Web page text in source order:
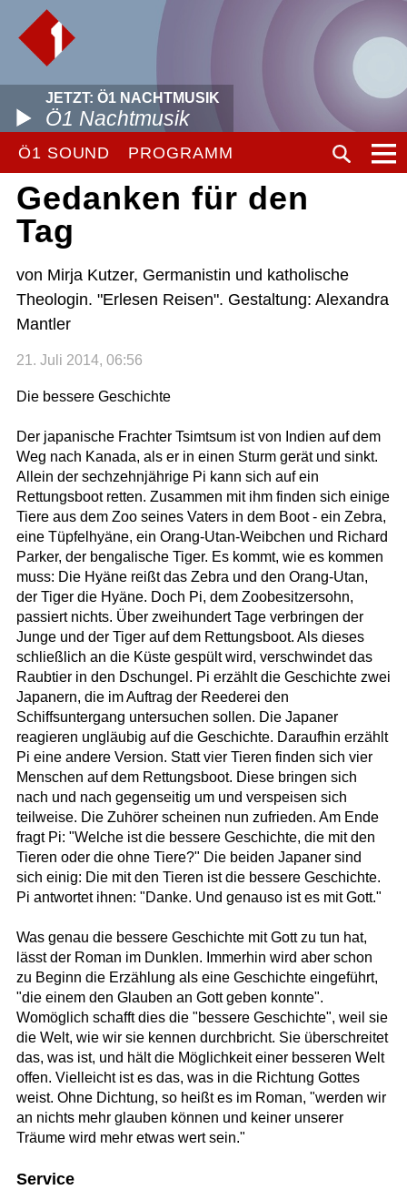
JETZT: Ö1 NACHTMUSIK
Ö1 Nachtmusik
Ö1 SOUND PROGRAMM
Gedanken für den
Tag
von Mirja Kutzer, Germanistin und katholische
Theologin. "Erlesen Reisen". Gestaltung: Alexandra
Mantler
21. Juli 2014, 06:56
Die bessere Geschichte
Der japanische Frachter Tsimtsum ist von Indien auf dem
Weg nach Kanada, als er in einen Sturm gerät und sinkt.
Allein der sechzehnjährige Pi kann sich auf ein
Rettungsboot retten. Zusammen mit ihm finden sich einige
Tiere aus dem Zoo seines Vaters in dem Boot - ein Zebra,
eine Tüpfelhyäne, ein Orang-Utan-Weibchen und Richard
Parker, der bengalische Tiger. Es kommt, wie es kommen
muss: Die Hyäne reißt das Zebra und den Orang-Utan,
der Tiger die Hyäne. Doch Pi, dem Zoobesitzersohn,
passiert nichts. Über zweihundert Tage verbringen der
Junge und der Tiger auf dem Rettungsboot. Als dieses
schließlich an die Küste gespült wird, verschwindet das
Raubtier in den Dschungel. Pi erzählt die Geschichte zwei
Japanern, die im Auftrag der Reederei den
Schiffsuntergang untersuchen sollen. Die Japaner
reagieren ungläubig auf die Geschichte. Daraufhin erzählt
Pi eine andere Version. Statt vier Tieren finden sich vier
Menschen auf dem Rettungsboot. Diese bringen sich
nach und nach gegenseitig um und verspeisen sich
teilweise. Die Zuhörer scheinen nun zufrieden. Am Ende
fragt Pi: "Welche ist die bessere Geschichte, die mit den
Tieren oder die ohne Tiere?" Die beiden Japaner sind
sich einig: Die mit den Tieren ist die bessere Geschichte.
Pi antwortet ihnen: "Danke. Und genauso ist es mit Gott."
Was genau die bessere Geschichte mit Gott zu tun hat,
lässt der Roman im Dunklen. Immerhin wird aber schon
zu Beginn die Erzählung als eine Geschichte eingeführt,
"die einem den Glauben an Gott geben konnte".
Womöglich schafft dies die "bessere Geschichte", weil sie
die Welt, wie wir sie kennen durchbricht. Sie überschreitet
das, was ist, und hält die Möglichkeit einer besseren Welt
offen. Vielleicht ist es das, was in die Richtung Gottes
weist. Ohne Dichtung, so heißt es im Roman, "werden wir
an nichts mehr glauben können und keiner unserer
Träume wird mehr etwas wert sein."
Service